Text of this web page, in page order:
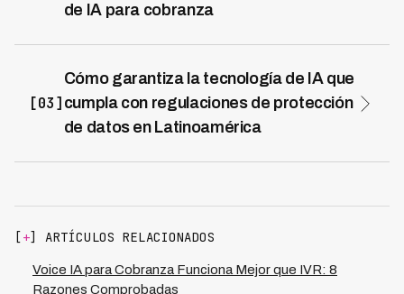
de IA para cobranza
comparado con centros de contacto tradicionales.
Kleva logra reducciones del 70% en costos al eliminar la
necesidad de supervisión constante, capacitación
recurrente y rotación de personal. Estos ahorros
casos complejos o estrategia comercial.
[03]
Cómo garantiza la tecnología de IA que
cumpla con regulaciones de protección
de datos en Latinoamérica
normativas de comunicaciones en otros mercados.
Kleva, operando en 7 países de LATAM, implementa
encriptación end-to-end, auditorías de cumplimiento
legal, consentimiento explícito previo a las llamadas y
grabación transparente de interacciones. Cada
[+] ARTÍCULOS RELACIONADOS
Voice IA para Cobranza Funciona Mejor que IVR: 8
Razones Comprobadas